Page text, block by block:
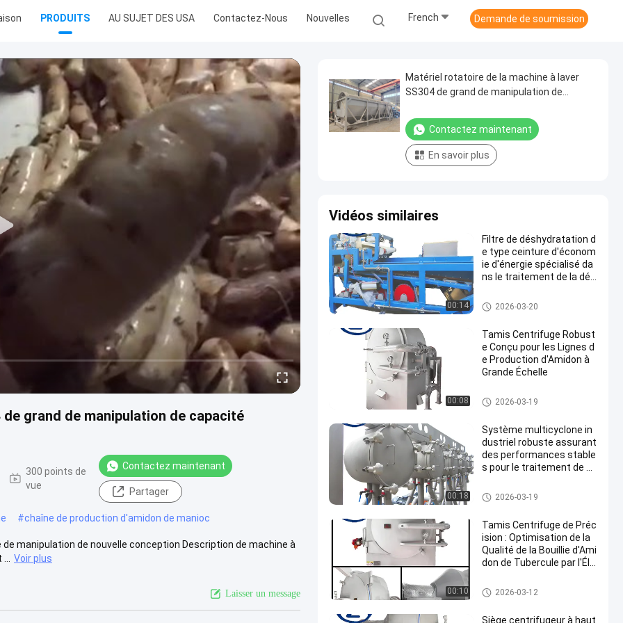
PRODUITS AU SUJET DES USA Contactez-Nous Nouvelles French Demande de soumission
grand de manipulation de capacité
300 points de
vue
Contactez maintenant
Partager
#chaîne de production d'amidon de manioc
manipulation de nouvelle conception Description de machine à
Voir plus
Laisser un message
Matériel rotatoire de la machine à laver
SS304 de grand de manipulation de
Contactez maintenant
En savoir plus
Vidéos similaires
00:14
Filtre de déshydratation d
e type ceinture d'économ
ie d'énergie spécialisé da
ns le traitement de la dés
manioc
Machine de développement d'a
midon de manioc
2026-03-20
00:08
Tamis Centrifuge Robust
e Conçu pour les Lignes d
e Production d'Amidon à
Grande Échelle
Machine de développement d'a
midon de manioc
2026-03-19
00:18
Système multicyclone in
dustriel robuste assurant
des performances stable
s pour le traitement de m
Machine de développement d'a
midon de manioc
2026-03-19
00:10
Tamis Centrifuge de Préc
ision : Optimisation de la
Qualité de la Bouillie d'Ami
don de Tubercule par l'Éli
ts Fibreux Fins
Machine de développement d'a
midon de manioc
2026-03-12
Siège centrifugeur à haut